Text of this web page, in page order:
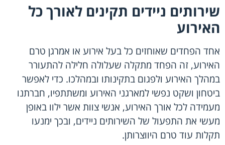
שירותים ניידים תקינים לאורך כל
האירוע
אחד הפחדים שאוחזים כל בעל אירוע או אמרגן טרם
האירוע, זה הפחד מתקלה שעלולה חלילה להתעורר
במהלך האירוע ולפגום בתקינותו ובמהלכו. כדי לאפשר
ביטחון ושקט נפשי למארגני האירוע ומשתתפיו, חברתנו
מעמידה לכל אורך האירוע, אנשי צוות אשר ילוו באופן
מעשי את התפעול של השירותים ניידים, ובכך ימנעו
תקלות עוד טרם היווצרותן.